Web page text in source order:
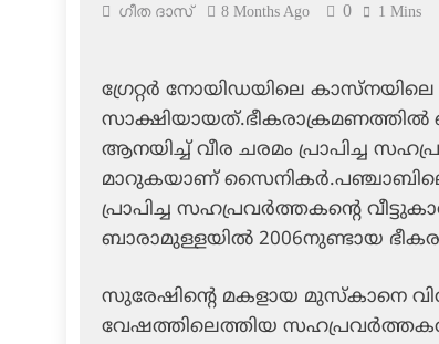
ഗീത ദാസ്‌ 8 Months Ago 0 1 Mins
ഗ്രേറ്റര്‍ നോയിഡയിലെ
സാക്ഷിയായത്.ഭീകരാക്രമണത്തില്‍
ആനയിച്ച് വീര ചരമം പ്രാപിച്ച
മാറുകയാണ്
പ്രാപിച്ച സഹപ്രവര്‍ത്തകന്റെ
ബാരാമുള്ളയില്‍ 2006നുണ്ടായ
സുരേഷിന്റെ മകളായ മുസ്‌കാനെ
വേഷത്തിലെത്തിയ